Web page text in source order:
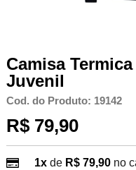
Camisa
Juvenil
Cod. do Produto: 19142
R$ 79,90
1xde R$ 79,90 no